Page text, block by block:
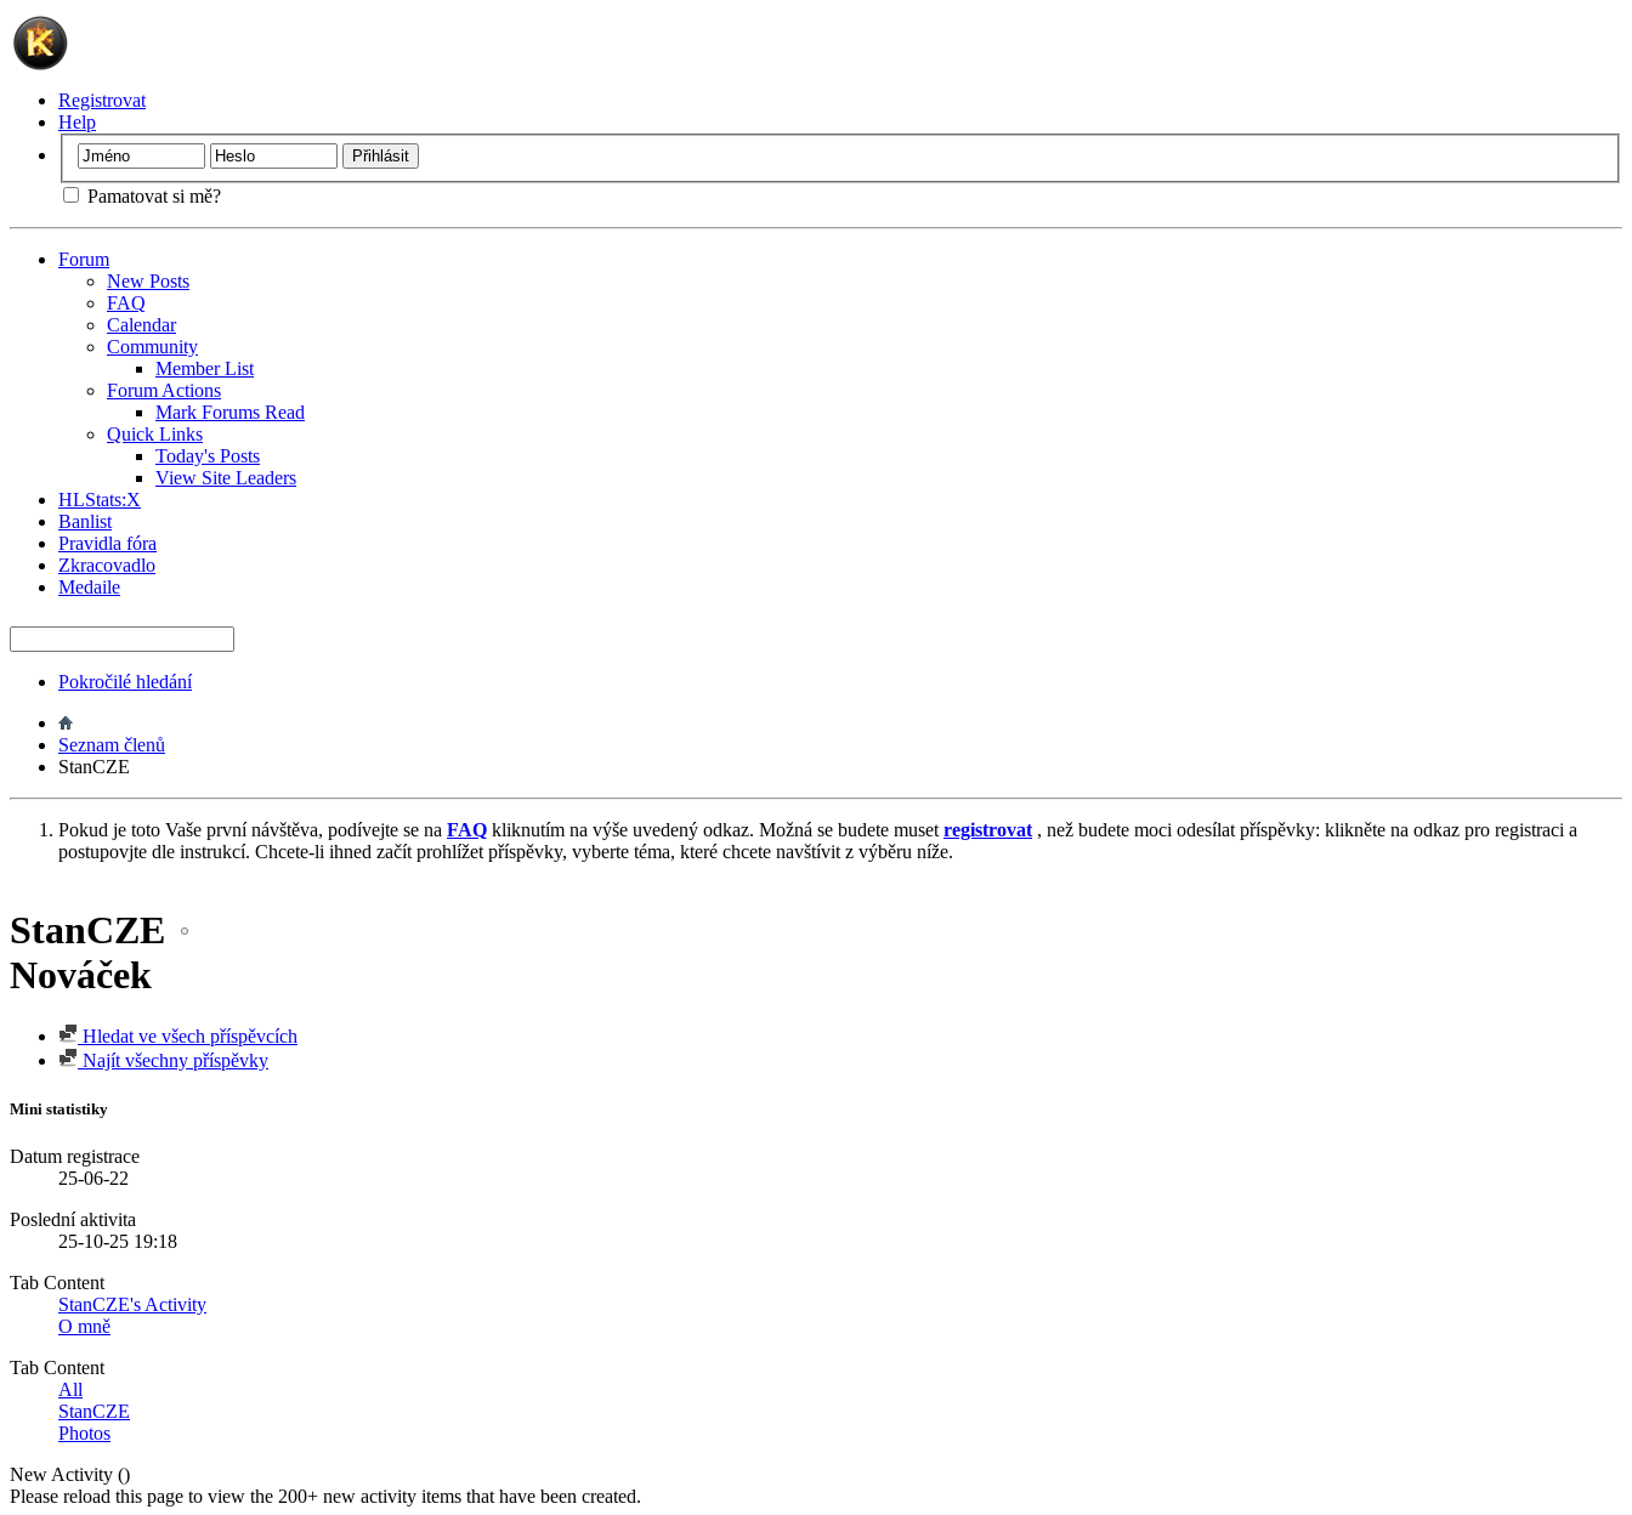
Registrovat
Help
Pamatovat si mě?
Forum
New Posts
FAQ
Calendar
Community
Member List
Forum Actions
Mark Forums Read
Quick Links
Today's Posts
View Site Leaders
HLStats:X
Banlist
Pravidla fóra
Zkracovadlo
Medaile
Pokročilé hledání
Seznam členů
StanCZE
Pokud je toto Vaše první návštěva, podívejte se na FAQ kliknutím na výše uvedený odkaz. Možná se budete muset registrovat , než budete moci odesílat příspěvky: klikněte na odkaz pro registraci a
postupovjte dle instrukcí. Chcete-li ihned začít prohlížet příspěvky, vyberte téma, které chcete navštívit z výběru níže.
StanCZE
Nováček
Hledat ve všech příspěvcích
Najít všechny příspěvky
Mini statistiky
Datum registrace
25-06-22
Poslední aktivita
25-10-25 19:18
Tab Content
StanCZE's Activity
O mně
Tab Content
All
StanCZE
Photos
New Activity ()
Please reload this page to view the 200+ new activity items that have been created.